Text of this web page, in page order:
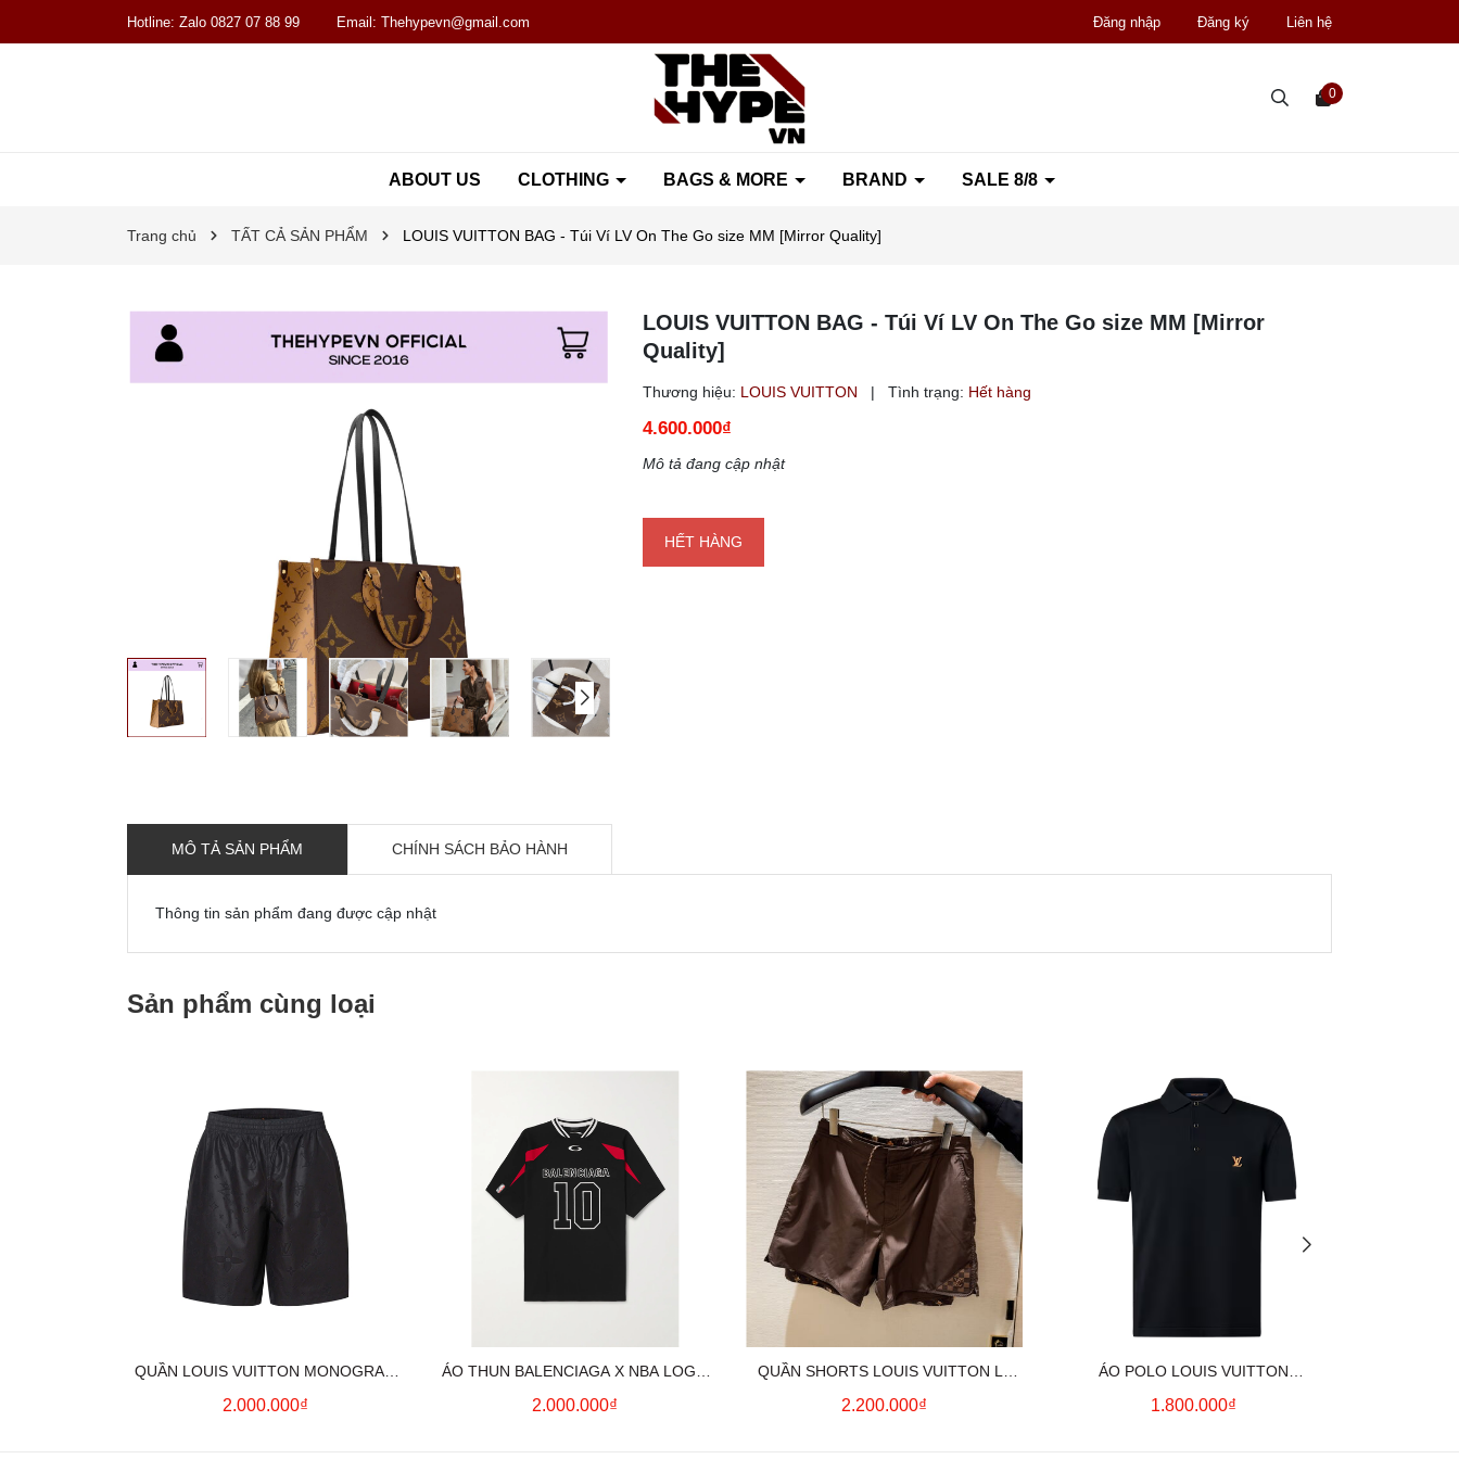
Hotline: Zalo 0827 07 88 99 Email: Thehypevn@gmail.com Đăng nhập Đăng ký Liên hệ
ABOUT US CLOTHING BAGS & MORE BRAND SALE 8/8
0
Trang chủ TẤT CẢ SẢN PHẨM LOUIS VUITTON BAG - Túi Ví LV On The Go size MM [Mirror Quality]
LOUIS VUITTON BAG - Túi Ví LV On The Go size MM [Mirror
Quality]
Thương hiệu: LOUIS VUITTON | Tình trạng: Hết hàng
4.600.000₫
Mô tả đang cập nhật
HẾT HÀNG
MÔ TẢ SẢN PHẨM CHÍNH SÁCH BẢO HÀNH
Thông tin sản phẩm đang được cập nhật
Sản phẩm cùng loại
QUẦN LOUIS VUITTON MONOGRAM
MOIRE JACQUARD SILK SHORTS IN
2.000.000₫
ÁO THUN BALENCIAGA X NBA LOGO
COTTON JERSEY T-SHIRT
2.000.000₫
QUẦN SHORTS LOUIS VUITTON LV
MONOGRAM SWIMWEAR (BROWN)
2.200.000₫
ÁO POLO LOUIS VUITTON
SIGNATURE LOGO (BLACK)
1.800.000₫